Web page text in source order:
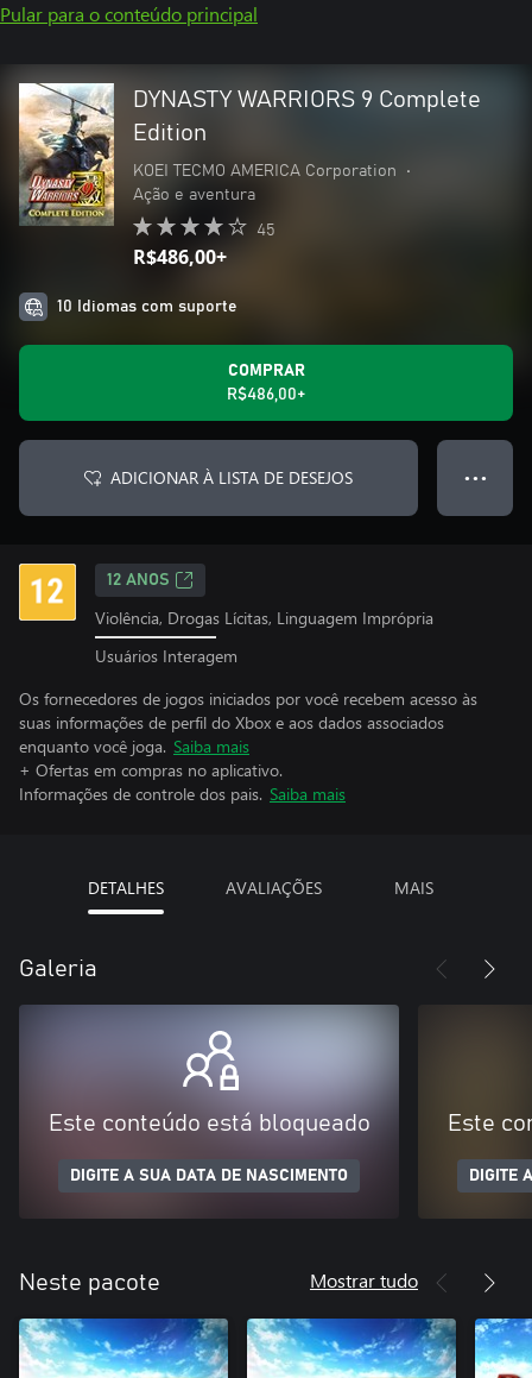
Pular para o conteúdo principal
DYNASTY WARRIORS 9 Complete
Edition
KOEI TECMO AMERICA Corporation
•
Ação e aventura
45
R$486,00+
10 Idiomas com suporte
COMPRAR
R$486,00+
ADICIONAR À LISTA DE DESEJOS ● ● ●
12 ANOS
Violência, Drogas Lícitas, Linguagem Imprópria
Usuários Interagem
Os fornecedores de jogos iniciados por você recebem acesso às
suas informações de perfil do Xbox e aos dados associados
enquanto você joga. Saiba mais
+ Ofertas em compras no aplicativo.
Informações de controle dos pais. Saiba mais
DETALHES AVALIAÇÕES MAIS
Galeria
Este conteúdo está bloqueado
DIGITE A SUA DATA DE NASCIMENTO
Este
DIGITE
Neste pacote Mostrar tudo